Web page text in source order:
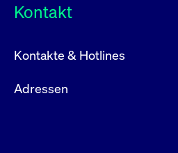
Kontakt
Kontakte & Hotlines
Adressen